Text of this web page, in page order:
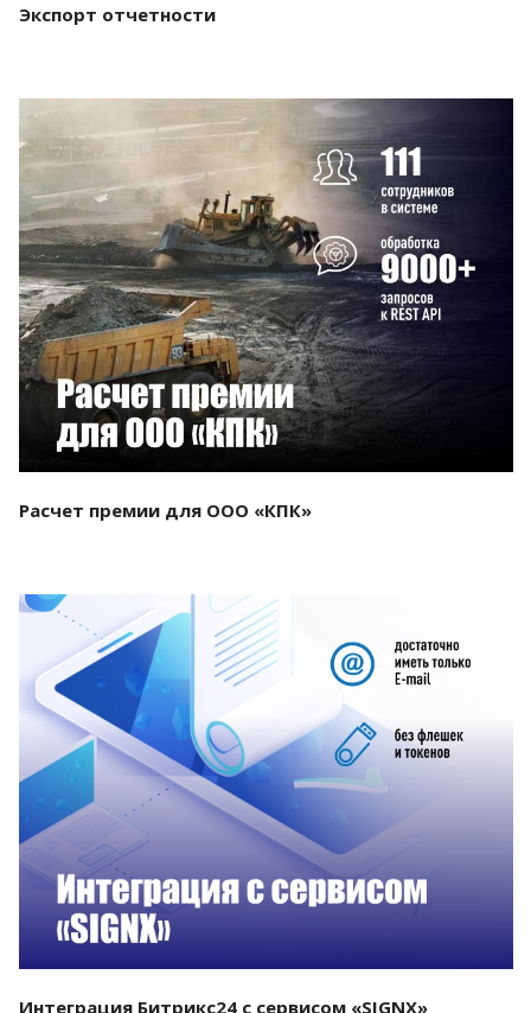
Экспорт отчетности
Смотреть проект
Расчет премии для ООО «КПК»
Смотреть проект
Интеграция Битрикс24 с сервисом «SIGNX»